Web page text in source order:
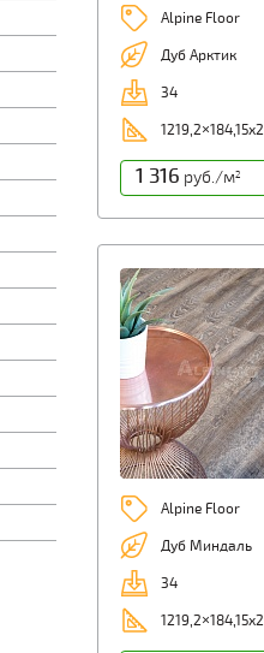
Alpine Floor
Дуб Арктик
34
1 316 руб./м2
Alpine Floor
Дуб Миндаль
34